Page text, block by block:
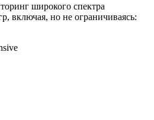
широкого спектра
включая, но не ограничиваясь: